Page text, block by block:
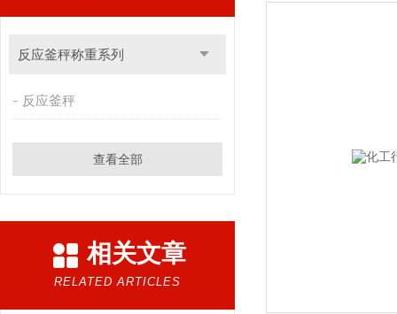
反应釜秤称重系列
反应釜秤
查看全部
相关文章
RELATED ARTICLES